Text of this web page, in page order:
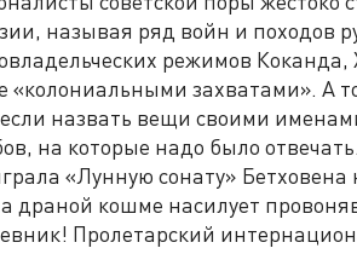
называя ряд войн и походов
режимов
«колониальными захватами». А
назвать вещи своими
на которые надо было
«Лунную сонату» Бетховена
драной кошме насилует
Пролетарский